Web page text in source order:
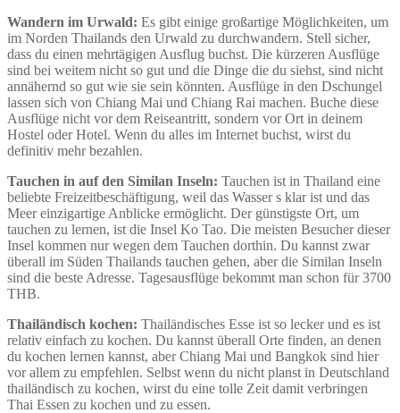
Wandern im Urwald: Es gibt einige großartige Möglichkeiten, um
im Norden Thailands den Urwald zu durchwandern. Stell sicher,
dass du einen mehrtägigen Ausflug buchst. Die kürzeren Ausflüge
sind bei weitem nicht so gut und die Dinge die du siehst, sind nicht
annähernd so gut wie sie sein könnten. Ausflüge in den Dschungel
lassen sich von Chiang Mai und Chiang Rai machen. Buche diese
Ausflüge nicht vor dem Reiseantritt, sondern vor Ort in deinem
Hostel oder Hotel. Wenn du alles im Internet buchst, wirst du
definitiv mehr bezahlen.
Tauchen in auf den Similan Inseln: Tauchen ist in Thailand eine
beliebte Freizeitbeschäftigung, weil das Wasser s klar ist und das
Meer einzigartige Anblicke ermöglicht. Der günstigste Ort, um
tauchen zu lernen, ist die Insel Ko Tao. Die meisten Besucher dieser
Insel kommen nur wegen dem Tauchen dorthin. Du kannst zwar
überall im Süden Thailands tauchen gehen, aber die Similan Inseln
sind die beste Adresse. Tagesausflüge bekommt man schon für 3700
THB.
Thailändisch kochen: Thailändisches Esse ist so lecker und es ist
relativ einfach zu kochen. Du kannst überall Orte finden, an denen
du kochen lernen kannst, aber Chiang Mai und Bangkok sind hier
vor allem zu empfehlen. Selbst wenn du nicht planst in Deutschland
thailändisch zu kochen, wirst du eine tolle Zeit damit verbringen
Thai Essen zu kochen und zu essen.